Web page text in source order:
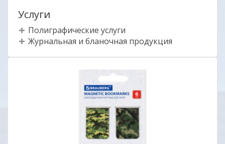
Услуги
Полиграфические услуги
Журнальная и бланочная продукция